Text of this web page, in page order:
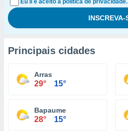
Eu li e aceito a política de privacidade.
Principais cidades
Arras
29° 15°
Bapaume
28° 15°